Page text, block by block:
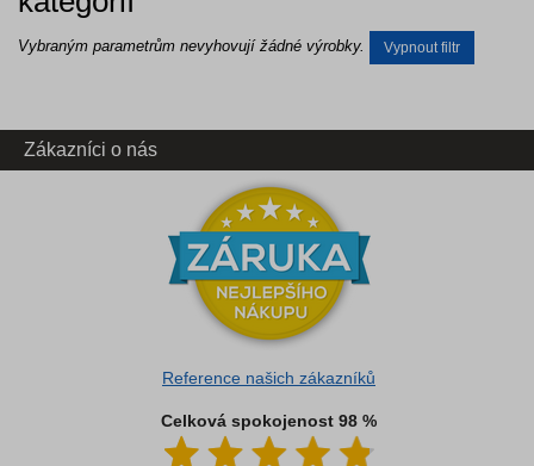
Vybraným parametrům nevyhovují žádné výrobky. Vypnout filtr
Zákazníci o nás
Reference našich zákazníků
Celková spokojenost 98 %